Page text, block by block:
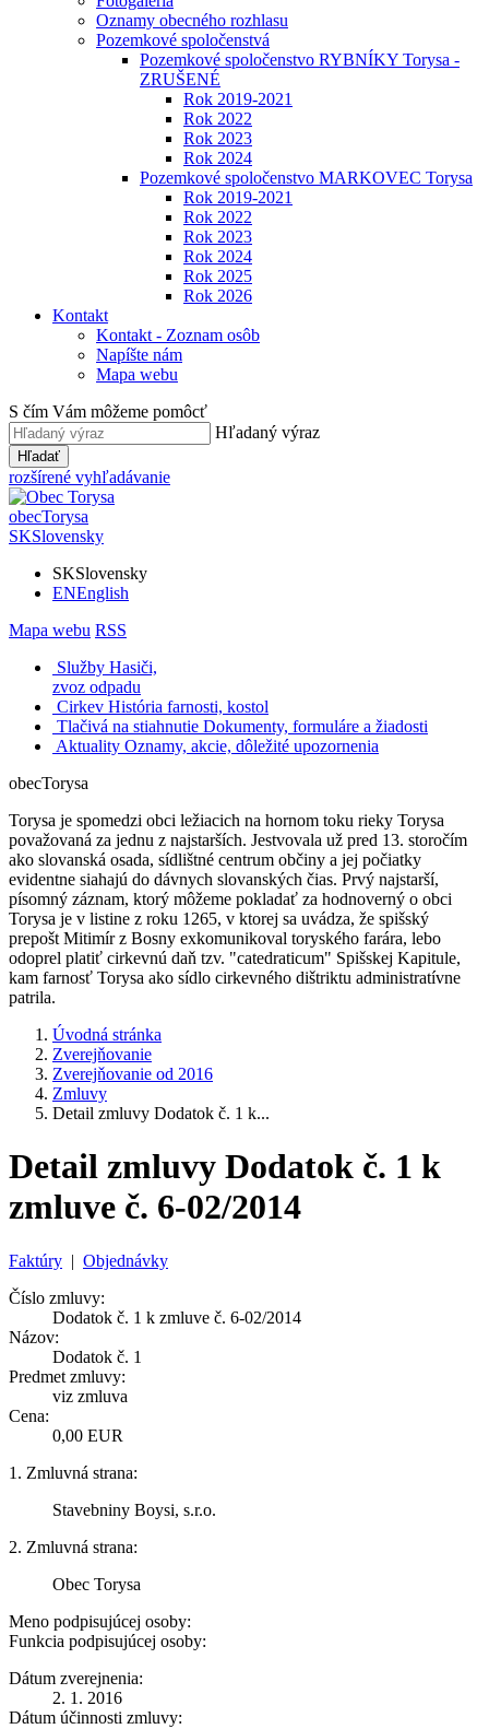
Oznamy obecného rozhlasu
Pozemkové spoločenstvá
Pozemkové spoločenstvo RYBNÍKY Torysa -
ZRUŠENÉ
Rok 2019-2021
Rok 2022
Rok 2023
Rok 2024
Pozemkové spoločenstvo MARKOVEC Torysa
Rok 2019-2021
Rok 2022
Rok 2023
Rok 2024
Rok 2025
Rok 2026
Kontakt
Kontakt - Zoznam osôb
Napíšte nám
Mapa webu
S čím Vám môžeme pomôcť
Hľadaný výraz
Hľadať
rozšírené vyhľadávanie
obecTorysa
SKSlovensky
SKSlovensky
ENEnglish
Mapa webu RSS
Služby Hasiči,
zvoz odpadu
Cirkev História farnosti, kostol
Tlačivá na stiahnutie Dokumenty, formuláre a žiadosti
Aktuality Oznamy, akcie, dôležité upozornenia
obecTorysa
Torysa je spomedzi obci ležiacich na hornom toku rieky Torysa
považovaná za jednu z najstarších. Jestvovala už pred 13. storočím
ako slovanská osada, sídlištné centrum občiny a jej počiatky
evidentne siahajú do dávnych slovanských čias. Prvý najstarší,
písomný záznam, ktorý môžeme pokladať za hodnoverný o obci
Torysa je v listine z roku 1265, v ktorej sa uvádza, že spišský
prepošt Mitimír z Bosny exkomunikoval toryského farára, lebo
odoprel platiť cirkevnú daň tzv. "catedraticum" Spišskej Kapitule,
kam farnosť Torysa ako sídlo cirkevného dištriktu administratívne
patrila.
Úvodná stránka
Zverejňovanie
Zverejňovanie od 2016
Zmluvy
Detail zmluvy Dodatok č. 1 k...
Detail zmluvy Dodatok č. 1 k
zmluve č. 6-02/2014
Faktúry | Objednávky
Číslo zmluvy:
Dodatok č. 1 k zmluve č. 6-02/2014
Názov:
Dodatok č. 1
Predmet zmluvy:
viz zmluva
Cena:
0,00 EUR
1. Zmluvná strana:
Stavebniny Boysi, s.r.o.
2. Zmluvná strana:
Obec Torysa
Meno podpisujúcej osoby:
Funkcia podpisujúcej osoby:
Dátum zverejnenia:
2. 1. 2016
Dátum účinnosti zmluvy: